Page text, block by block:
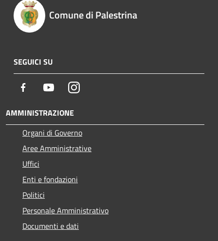
Comune di Palestrina
SEGUICI SU
Facebook YoutubeInstagram
AMMINISTRAZIONE
Organi di Governo
Aree Amministrative
Uffici
Enti e fondazioni
Politici
Personale Amministrativo
Documenti e dati